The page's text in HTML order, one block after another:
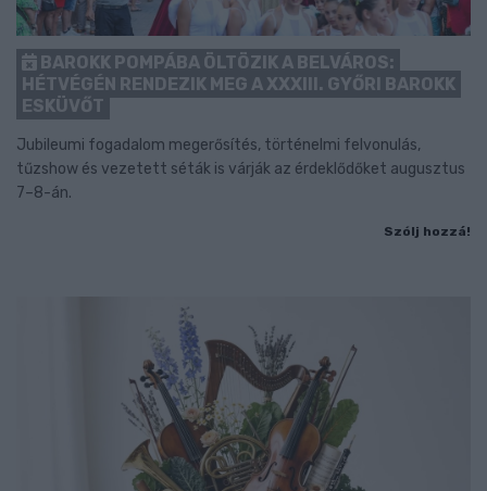
BAROKK POMPÁBA ÖLTÖZIK A BELVÁROS:
HÉTVÉGÉN RENDEZIK MEG A XXXIII. GYŐRI BAROKK
ESKÜVŐT
Jubileumi fogadalom megerősítés, történelmi felvonulás,
tűzshow és vezetett séták is várják az érdeklődőket augusztus
7–8-án.
Szólj hozzá!